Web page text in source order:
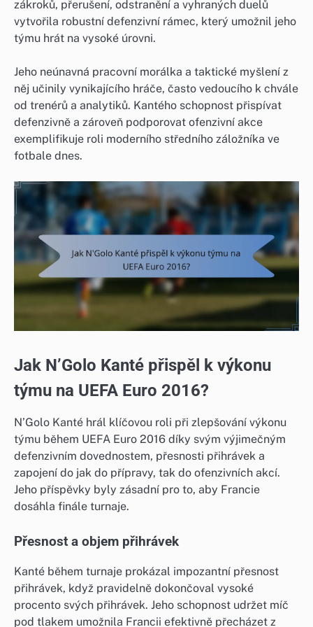
zákroků, přerušení, odstranění a vyhraných duelů
vytvořila robustní defenzivní rámec, který umožnil jeho
týmu hrát na vysoké úrovni.
Jeho neúnavná pracovní morálka a taktické myšlení z
něj učinily vynikajícího hráče, často vedoucího k chvále
od trenérů a analytiků. Kantého schopnost přispívat
defenzivně a zároveň podporovat ofenzivní akce
exemplifikuje roli moderního středního záložníka ve
fotbale dnes.
Jak N’Golo Kanté přispěl k výkonu
týmu na UEFA Euro 2016?
N’Golo Kanté hrál klíčovou roli při zlepšování výkonu
týmu během UEFA Euro 2016 díky svým výjimečným
defenzivním dovednostem, přesnosti přihrávek a
zapojení do jak do přípravy, tak do ofenzivních akcí.
Jeho příspěvky byly zásadní pro to, aby Francie
dosáhla finále turnaje.
Přesnost a objem přihrávek
Kanté během turnaje prokázal impozantní přesnost
přihrávek, když pravidelně dokončoval vysoké
procento svých přihrávek. Jeho schopnost udržet míč
pod tlakem umožnila Francii efektivně přecházet z